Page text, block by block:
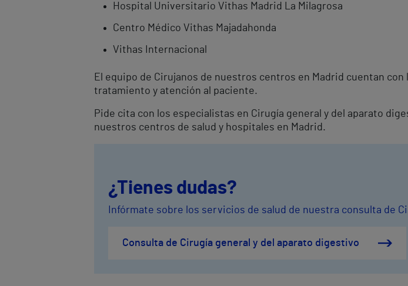
Hospital Universitario Vithas Madrid La Milagrosa
Centro Médico Vithas Majadahonda
Vithas Internacional
El equipo de Cirujanos de nuestros centros en Madrid cuentan
tratamiento y atención al paciente.
Pide cita con los especialistas en Cirugía general y del aparato
nuestros centros de salud y hospitales en Madrid.
¿Tienes dudas?
Infórmate sobre los servicios de salud de nuestra consulta de
Consulta de Cirugía general y del aparato digestivo